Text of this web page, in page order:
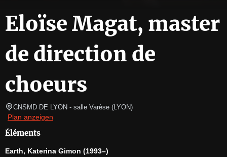
Eloïse Magat, master
de direction de
choeurs
CNSMD DE LYON - salle Varèse (LYON)
Plan anzeigen
Éléments
Earth, Katerina Gimon (1993–)